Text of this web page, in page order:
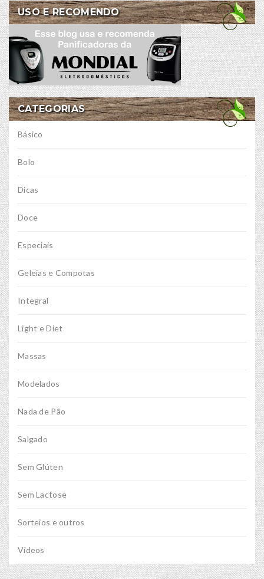
USO E RECOMENDO
CATEGORIAS
Básico
Bolo
Dicas
Doce
Especiais
Geleias e Compotas
Integral
Light e Diet
Massas
Modelados
Nada de Pão
Salgado
Sem Glúten
Sem Lactose
Sorteios e outros
Vídeos